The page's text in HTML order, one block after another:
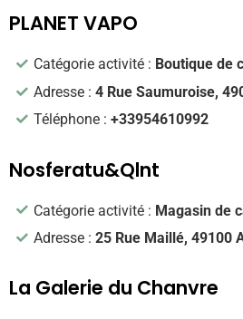
PLANET VAPO
Catégorie activité : Boutique de
Adresse :4 Rue Saumuroise,
Téléphone :+33954610992
Nosferatu&Qlnt
Catégorie activité : Magasin de
Adresse :25 Rue Maillé, 49100
La Galerie du Chanvre